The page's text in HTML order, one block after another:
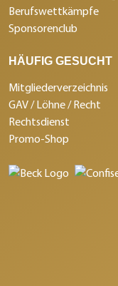
Berufswettkämpfe
Sponsorenclub
HÄUFIG GESUCHT
Mitgliederverzeichnis
GAV / Löhne / Recht
Rechtsdienst
Promo-Shop